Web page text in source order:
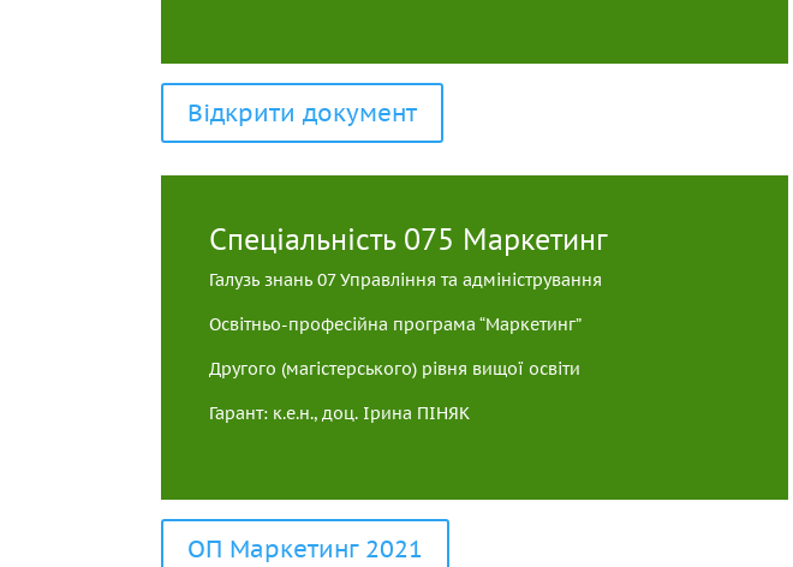
Відкрити документ
Спеціальність 075 Маркетинг
Галузь знань 07 Управління та адміністрування
Освітньо-професійна програма “Маркетинг”
Другого (магістерського) рівня вищої освіти
Гарант: к.е.н., доц. Ірина ПІНЯК
ОП Маркетинг 2021